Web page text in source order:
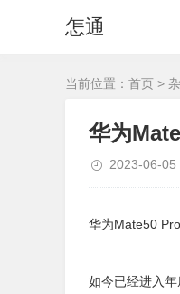
怎通
当前位置： 首页 >
华为
2023-06-05
华为Mate50
如今已经进入